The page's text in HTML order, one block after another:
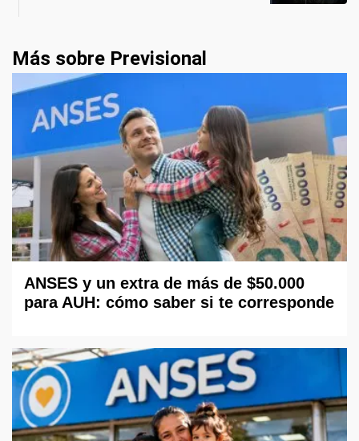
Más sobre Previsional
ANSES y un extra de más de $50.000
para AUH: cómo saber si te corresponde